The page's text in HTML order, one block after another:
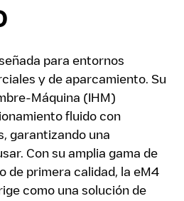
para entornos
y de aparcamiento. Su
Máquina (IHM)
fluido con
garantizando una
Con su amplia gama de
de primera calidad, la eM4
como una solución de